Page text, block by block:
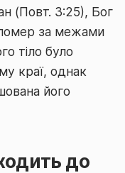
(Повт. 3:25), Бог
за межами
тіло було
краї, однак
його
до